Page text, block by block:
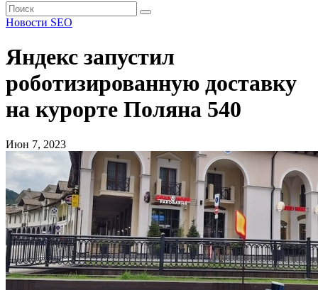
Новости SEO
Яндекс запустил
роботизированную доставку
на курорте Поляна 540
Июн 7, 2023